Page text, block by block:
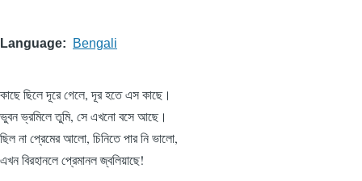
Language Bengali
কাছে ছিলে দূরে গেলে, দূর হতে এস কাছে।
ভুবন ভ্রমিলে তুমি, সে এখনো বসে আছে।
ছিল না প্রেমের আলো, চিনিতে পার নি ভালো,
এখন বিরহানলে প্রেমানল জ্বলিয়াছে!